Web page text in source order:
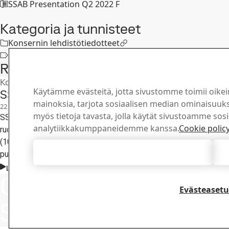
SSAB Presentation Q2 2022 F
Kategoria ja tunnisteet
Konsernin lehdistötiedotteet
Related articles
Konsernin lehdistötiedotteet
SSAB julkisti tänään osavuosikatsauksensa
22 Toinen neljännes, Sijoittajat
SSAB julkisti tänään osavuosikatsauksensa 1.1.-30.6.2026.
ruotsiksi yhtiön verkkosivuilla. SSAB järjestää analyytikko- ja
(10.30 EEST). Tilaisuuteen voi osallistua webcast-linkin kautta
puhelimitse.
Lue koko juttu
Kuinka
Käytämme evästeitä, jotta sivustomme toimii
mainoksia, tarjota sosiaalisen median
myös tietoja tavasta, jolla käytät sivustoamme
analytiikkakumppaneidemme kanssa.Cookie